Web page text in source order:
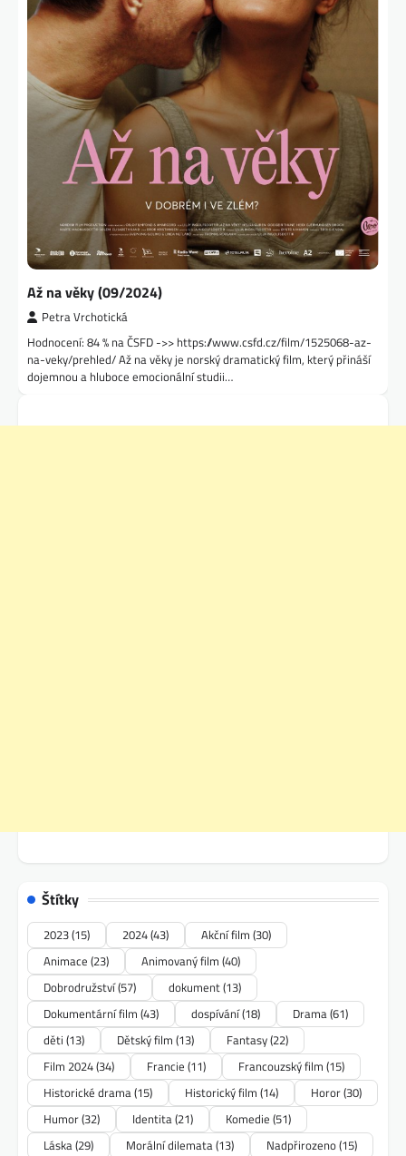
Až na věky (09/2024)
Petra Vrchotická
Hodnocení: 84 % na ČSFD ->> https://www.csfd.cz/film/1525068-az-
na-veky/prehled/ Až na věky je norský dramatický film, který přináší
dojemnou a hluboce emocionální studii…
Štítky
2023(15) 2024(43) Akční film (30)
Animace (23) Animovaný film (40)
Dobrodružství(57) dokument(13)
Dokumentární film (43) dospívání(18) Drama(61)
děti (13) Dětský film (13) Fantasy(22)
Film 2024(34) Francie (11) Francouzský film (15)
Historické drama(15) Historický film (14) Horor(30)
Humor(32) Identita(21) Komedie (51)
Láska(29) Morální dilemata(13) Nadpřirozeno(15)